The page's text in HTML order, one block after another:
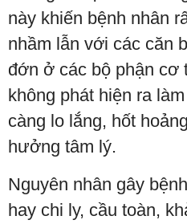
này khiến bệnh nhân
nhầm lẫn với các căn
đớn ở các bộ phận cơ
không phát hiện ra
càng lo lắng, hốt
hưởng tâm lý.
Nguyên nhân gây
hay chi ly, cầu toàn,